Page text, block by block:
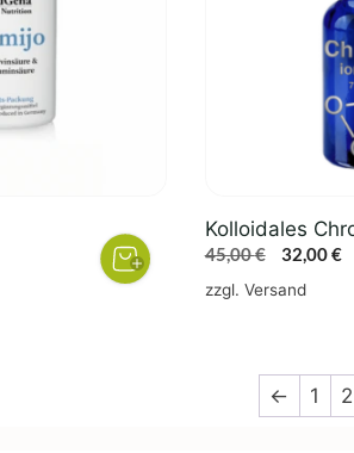
Kolloidales
45,00€
Preis
32,00€
zzgl. Versand
← 1 2